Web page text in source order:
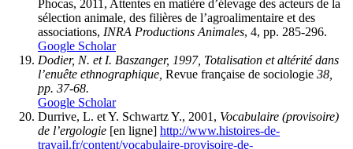
Phocas, 2011, Attentes en matière d’élevage des acteurs de la
sélection animale, des filières de l’agroalimentaire et des
associations, INRA Productions Animales, 4, pp. 285-296.
Google Scholar
Dodier, N. et I. Baszanger, 1997, Totalisation et altérité dans
l’enuête ethnographique, Revue française de sociologie 38,
pp. 37-68.
Google Scholar
Durrive, L. et Y. Schwartz Y., 2001, Vocabulaire (provisoire)
de l’ergologie [en ligne] http://www.histoires-de-
travail.fr/content/vocabulaire-provisoire-de-